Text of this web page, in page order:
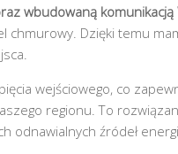
wbudowaną komunikacją
Dzięki temu
wejściowego, co
regionu. To
odnawialnych źródeł